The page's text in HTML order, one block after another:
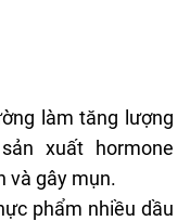
làm tăng lượng
xuất hormone
và gây mụn.
phẩm nhiều dầu